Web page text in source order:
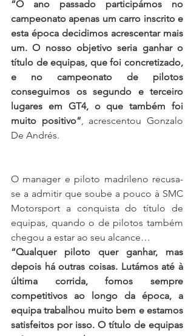
“O ano passado participámos no
campeonato apenas um carro inscrito e
esta época decidimos acrescentar mais
um. O nosso objetivo seria ganhar o
título de equipas, que foi concretizado,
e no campeonato de pilotos
conseguimos os segundo e terceiro
lugares em GT4, o que também foi
muito positivo”, acrescentou Gonzalo
De Andrés.
O manager e piloto madrileno recusa-
se a admitir que soube a pouco à SMC
Motorsport a conquista do título de
equipas, quando o de pilotos também
chegou a estar ao seu alcance…
“Qualquer piloto quer ganhar, mas
depois há outras coisas. Lutámos até à
última corrida, fomos sempre
competitivos ao longo da época, a
equipa trabalhou muito bem e estamos
satisfeitos por isso. O título de equipas